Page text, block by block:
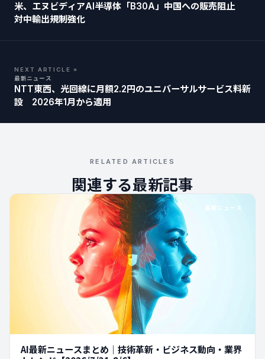
米、エヌビディアAI半導体「B30A」中国への販売阻止
対中輸出規制強化
NEXT ARTICLE »
最新ニュース
NTT東西、光回線に月額2.2円のユニバーサルサービス料新
設 2026年1月から適用
RELATED ARTICLES
関連する最新記事
最新ニュース
AI最新ニュースまとめ｜技術革新・ビジネス動向・業界